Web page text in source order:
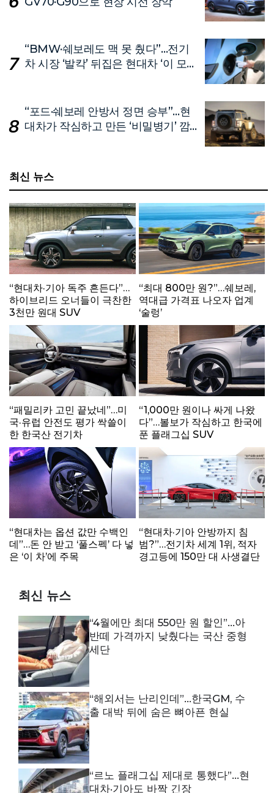
“BMW·쉐보레도 맥 못 췄다”…전기
차 시장 ‘발칵’ 뒤집은 현대차 ‘이 모
“포드·쉐보레 안방서 정면 승부”…현
대차가 작심하고 만든 ‘비밀병기’ 깜
최신 뉴스
“현대차·기아 독주 흔든다”…
하이브리드 오너들이 극찬한
3천만 원대 SUV
“최대 800만 원?”…쉐보레,
역대급 가격표 나오자 업계
‘술렁’
“패밀리카 고민 끝났네”…미
국·유럽 안전도 평가 싹쓸이
한 한국산 전기차
“1,000만 원이나 싸게 나왔
다”…볼보가 작심하고 한국에
푼 플래그십 SUV
“현대차는 옵션 값만 수백인
데”…돈 안 받고 ‘풀스펙’ 다 넣
은 ‘이 차’에 주목
“현대차·기아 안방까지 침
범?”…전기차 세계 1위, 적자
경고등에 150만 대 사생결단
최신 뉴스
“4월에만 최대 550만 원 할인”…아
반떼 가격까지 낮췄다는 국산 중형
세단
“해외서는 난리인데”…한국GM, 수
출 대박 뒤에 숨은 뼈아픈 현실
“르노 플래그십 제대로 통했다”…현
대차·기아도 바짝 긴장